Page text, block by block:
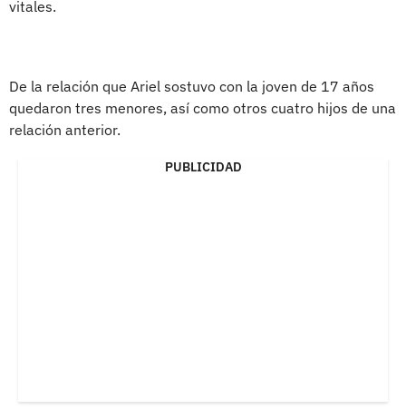
vitales.
De la relación que Ariel sostuvo con la joven de 17 años
quedaron tres menores, así como otros cuatro hijos de una
relación anterior.
PUBLICIDAD